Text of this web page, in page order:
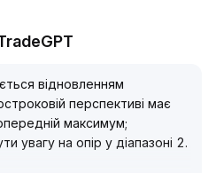
відновленням
перспективі має
максимум;
увагу на опір у діапазоні 2.